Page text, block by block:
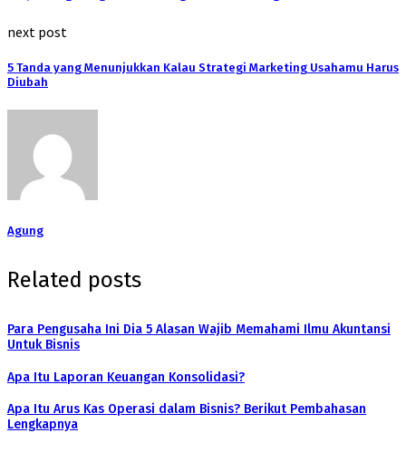
next post
5 Tanda yang Menunjukkan Kalau Strategi Marketing Usahamu Harus
Diubah
Agung
Related posts
Para Pengusaha Ini Dia 5 Alasan Wajib Memahami Ilmu Akuntansi
Untuk Bisnis
Apa Itu Laporan Keuangan Konsolidasi?
Apa Itu Arus Kas Operasi dalam Bisnis? Berikut Pembahasan
Lengkapnya